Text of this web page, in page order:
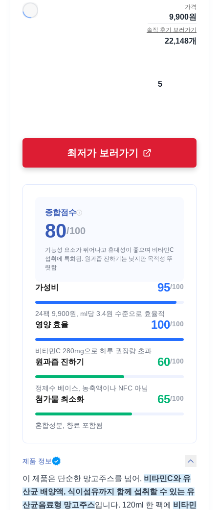
가격
9,900원
솔직 후기 보러가기
22,148개
5
최저가 보러가기
종합점수 i
80/100
기능성 요소가 뛰어나고 휴대성이 좋으며 비타민C
섭취에 특화됨. 원과즙 진하기는 낮지만 목적성 뚜
렷함
가성비 95/100
24팩 9,900원, ml당 3.4원 수준으로 효율적
영양 효율 100/100
비타민C 280mg으로 하루 권장량 초과
원과즙 진하기 60/100
정제수 베이스, 농축액이나 NFC 아님
첨가물 최소화 65/100
혼합성분, 향료 포함됨
제품 정보
이 제품은 단순한 망고주스를 넘어, 비타민C와 유
산균 배양액, 식이섬유까지 함께 섭취할 수 있는 유
산균음료형 망고주스입니다. 120ml 한 팩에 비타민